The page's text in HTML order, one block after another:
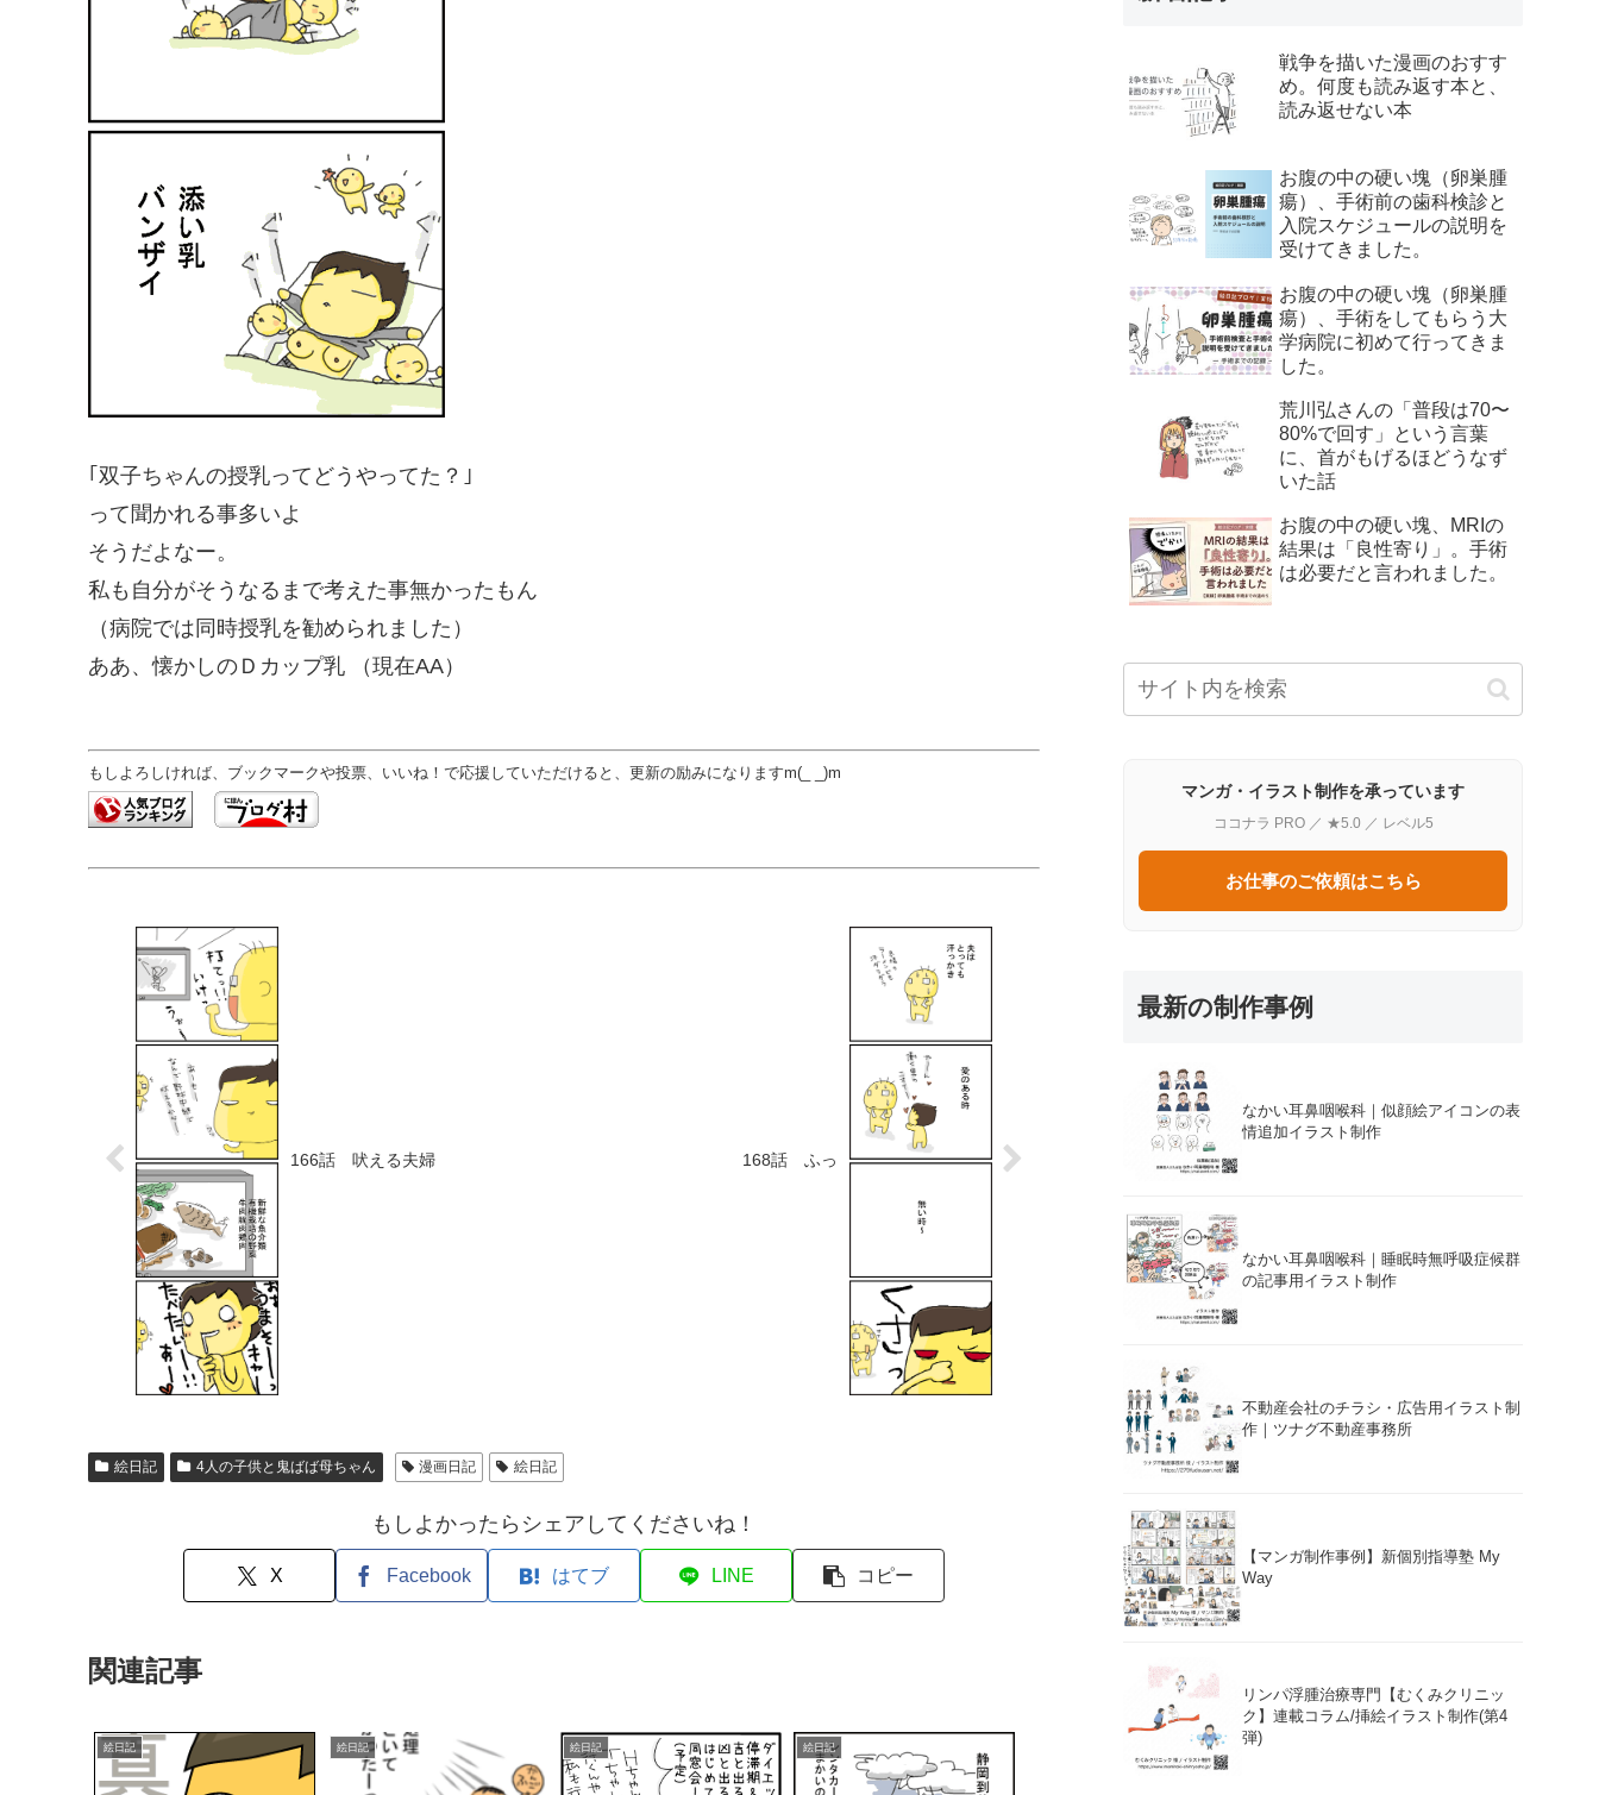
｢双子ちゃんの授乳ってどうやってた？｣
って聞かれる事多いよ
そうだよなー。
私も自分がそうなるまで考えた事無かったもん
（病院では同時授乳を勧められました）
ああ、懐かしのＤカップ乳 （現在AA）
もしよろしければ、ブックマークや投票、いいね！で応援していただけると、更新の励みになりますm(_ _)m
166話 吠える夫婦 168話 ふっ
絵日記 4人の子供と鬼ばば母ちゃん 漫画日記 絵日記
もしよかったらシェアしてくださいね！
X Facebook はてブ LINE コピー
関連記事
絵日記 絵日記 絵日記 絵日記
戦争を描いた漫画のおすす
め。何度も読み返す本と、
読み返せない本
お腹の中の硬い塊（卵巣腫
瘍）、手術前の歯科検診と
入院スケジュールの説明を
受けてきました。
お腹の中の硬い塊（卵巣腫
瘍）、手術をしてもらう大
学病院に初めて行ってきま
した。
荒川弘さんの「普段は70〜
80%で回す」という言葉
に、首がもげるほどうなず
いた話
お腹の中の硬い塊、MRIの
結果は「良性寄り」。手術
は必要だと言われました。
マンガ・イラスト制作を承っています
ココナラ PRO ／ ★5.0 ／ レベル5
お仕事のご依頼はこちら
最新の制作事例
なかい耳鼻咽喉科｜似顔絵アイコンの表
情追加イラスト制作
なかい耳鼻咽喉科｜睡眠時無呼吸症候群
の記事用イラスト制作
不動産会社のチラシ・広告用イラスト制
作｜ツナグ不動産事務所
【マンガ制作事例】新個別指導塾 My
Way
リンパ浮腫治療専門【むくみクリニッ
ク】連載コラム/挿絵イラスト制作(第4
弾)